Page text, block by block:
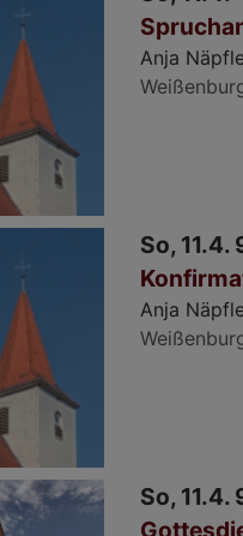
Anja
So,
Anja
So,